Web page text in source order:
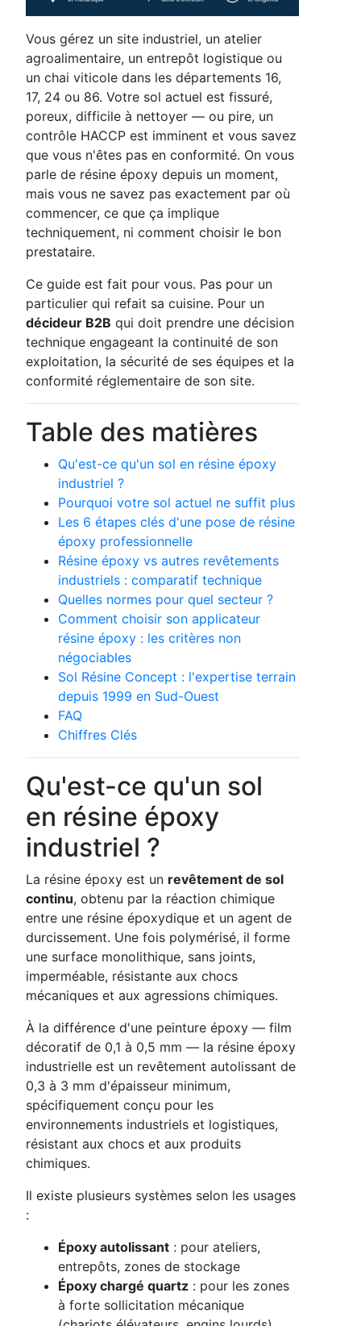
Vous gérez un site industriel, un atelier
agroalimentaire, un entrepôt logistique ou
un chai viticole dans les départements 16,
17, 24 ou 86. Votre sol actuel est fissuré,
poreux, difficile à nettoyer — ou pire, un
contrôle HACCP est imminent et vous savez
que vous n'êtes pas en conformité. On vous
parle de résine époxy depuis un moment,
mais vous ne savez pas exactement par où
commencer, ce que ça implique
techniquement, ni comment choisir le bon
prestataire.
Ce guide est fait pour vous. Pas pour un
particulier qui refait sa cuisine. Pour un
décideur B2B qui doit prendre une décision
technique engageant la continuité de son
exploitation, la sécurité de ses équipes et la
conformité réglementaire de son site.
Table des matières
Qu'est-ce qu'un sol en résine époxy
industriel ?
Pourquoi votre sol actuel ne suffit plus
Les 6 étapes clés d'une pose de résine
époxy professionnelle
Résine époxy vs autres revêtements
industriels : comparatif technique
Quelles normes pour quel secteur ?
Comment choisir son applicateur
résine époxy : les critères non
négociables
Sol Résine Concept : l'expertise terrain
depuis 1999 en Sud-Ouest
FAQ
Chiffres Clés
Qu'est-ce qu'un sol
en résine époxy
industriel ?
La résine époxy est un revêtement de sol
continu, obtenu par la réaction chimique
entre une résine époxydique et un agent de
durcissement. Une fois polymérisé, il forme
une surface monolithique, sans joints,
imperméable, résistante aux chocs
mécaniques et aux agressions chimiques.
À la différence d'une peinture époxy — film
décoratif de 0,1 à 0,5 mm — la résine époxy
industrielle est un revêtement autolissant de
0,3 à 3 mm d'épaisseur minimum,
spécifiquement conçu pour les
environnements industriels et logistiques,
résistant aux chocs et aux produits
chimiques.
Il existe plusieurs systèmes selon les usages
:
Époxy autolissant : pour ateliers,
entrepôts, zones de stockage
Époxy chargé quartz : pour les zones
à forte sollicitation mécanique